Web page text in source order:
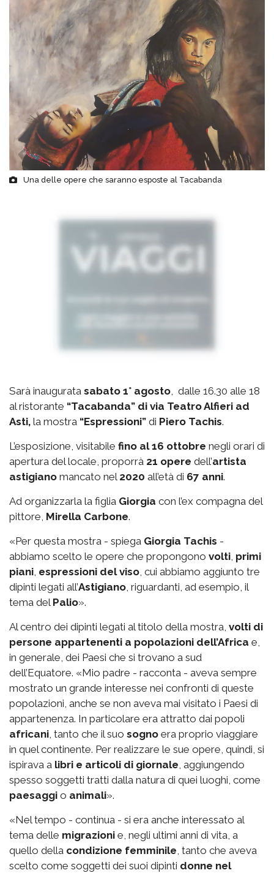
Una delle opere che saranno esposte al Tacabanda
Sarà inaugurata sabato 1° agosto, dalle 16.30 alle 18
al ristorante “Tacabanda” di via Teatro Alfieri ad
Asti, la mostra “Espressioni” di Piero Tachis.
L’esposizione, visitabile fino al 16 ottobre negli orari di
apertura del locale, proporrà 21 opere dell’artista
astigiano mancato nel 2020 all’età di 67 anni.
Ad organizzarla la figlia Giorgia con l’ex compagna del
pittore, Mirella Carbone.
«Per questa mostra - spiega Giorgia Tachis -
abbiamo scelto le opere che propongono volti, primi
piani, espressioni del viso, cui abbiamo aggiunto tre
dipinti legati all’Astigiano, riguardanti, ad esempio, il
tema del Palio».
Al centro dei dipinti legati al titolo della mostra, volti di
persone appartenenti a popolazioni dell’Africa e,
in generale, dei Paesi che si trovano a sud
dell’Equatore. «Mio padre - racconta - aveva sempre
mostrato un grande interesse nei confronti di queste
popolazioni, anche se non aveva mai visitato i Paesi di
appartenenza. In particolare era attratto dai popoli
africani, tanto che il suo sogno era proprio viaggiare
in quel continente. Per realizzare le sue opere, quindi, si
ispirava a libri e articoli di giornale, aggiungendo
spesso soggetti tratti dalla natura di quei luoghi, come
paesaggi o animali».
«Nel tempo - continua - si era anche interessato al
tema delle migrazioni e, negli ultimi anni di vita, a
quello della condizione femminile, tanto che aveva
scelto come soggetti dei suoi dipinti donne nel